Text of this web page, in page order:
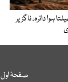
ہوا دائرہ، ناگزیر
صفحۂ اول